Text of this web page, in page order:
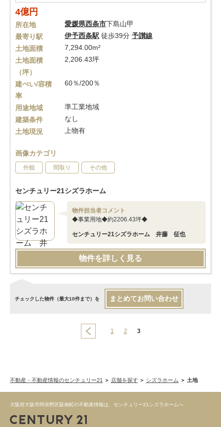
4億円
所在地 愛媛県西条市下島山甲
最寄り駅
伊予西条駅 徒歩39分 予讃線
土地面積
7,294.00m²
土地面積
（坪）
2,206.43坪
建ぺい/容積
率
60％/200％
用途地域
準工業地域
建築条件
なし
土地現況
上物有
画像カテゴリ
外観 間取り その他
センチュリー21シズラホーム
物件担当者コメント
◆事業用地◆約2206.43坪◆
センチュリー21シズラホーム 井藤 征也
物件を詳しく見る
チェックした物件（最大10件まで）を まとめてお問い合わせ
1 2 3
不動産・不動産情報のセンチュリー21 店舗を探す シズラホーム 土地
大阪府大阪市阿倍野区阪南町の不動産情報は、センチュリー21シズラホームへ